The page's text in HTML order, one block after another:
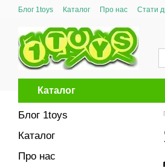
Перейти до основного контенту
Блог 1toys Каталог Про нас Стати
Каталог
Блог 1toys
Каталог
Про нас